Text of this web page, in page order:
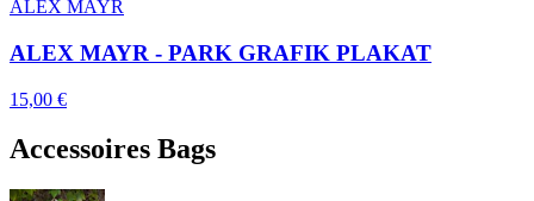
ALEX MAYR
ALEX MAYR - PARK GRAFIK PLAKAT
15,00 €
Accessoires Bags